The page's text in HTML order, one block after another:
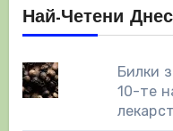
Най-Четени Днес
Билки
10-те